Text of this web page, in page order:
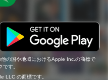
の国や地域におけるApple Inc.の商標で
す。
LLC の商標です。